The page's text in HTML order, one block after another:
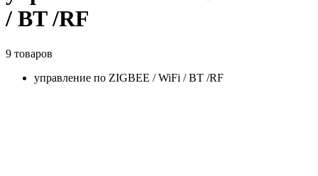
/ BT /RF
9 товаров
управление по ZIGBEE / WiFi / BT /RF